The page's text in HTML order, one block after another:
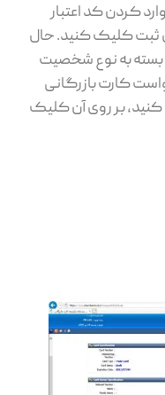
کردن کد اعتبار
ثبت کلیک کنید. حال
بسته به نوع شخصیت
کارت بازرگانی
بر روی آن کلیک